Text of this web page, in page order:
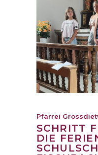
Pfarrei
SCHRITT
DIE